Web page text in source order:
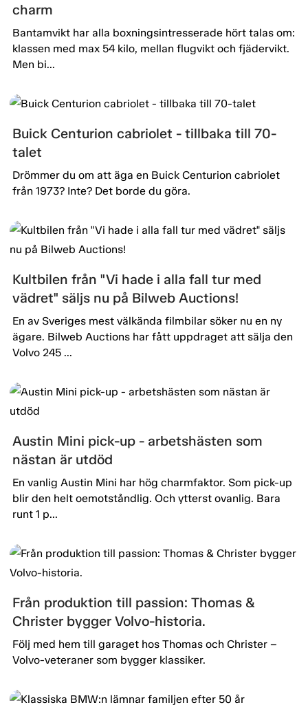
charm
Bantamvikt har alla boxningsintresserade hört talas om:
klassen med max 54 kilo, mellan flugvikt och fjädervikt.
Men bi...
Buick Centurion cabriolet - tillbaka till 70-
talet
Drömmer du om att äga en Buick Centurion cabriolet
från 1973? Inte? Det borde du göra.
Kultbilen från "Vi hade i alla fall tur med
vädret" säljs nu på Bilweb Auctions!
En av Sveriges mest välkända filmbilar söker nu en ny
ägare. Bilweb Auctions har fått uppdraget att sälja den
Volvo 245 ...
Austin Mini pick-up - arbetshästen som
nästan är utdöd
En vanlig Austin Mini har hög charmfaktor. Som pick-up
blir den helt oemotståndlig. Och ytterst ovanlig. Bara
runt 1 p...
Från produktion till passion: Thomas &
Christer bygger Volvo-historia.
Följ med hem till garaget hos Thomas och Christer –
Volvo-veteraner som bygger klassiker.